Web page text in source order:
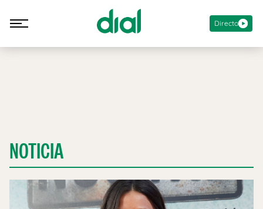
Directo
NOTICIA